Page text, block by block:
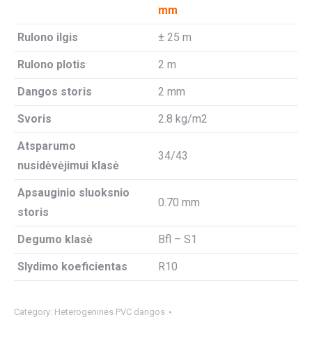
mm
Rulono ilgis ± 25 m
Rulono plotis 2 m
Dangos storis 2 mm
Svoris 2.8 kg/m2
Atsparumo
nusidėvėjimui klasė
34/43
Apsauginio sluoksnio
storis
0.70 mm
Degumo klasė Bfl – S1
Slydimo koeficientas R10
Category: Heterogeninės PVC dangos